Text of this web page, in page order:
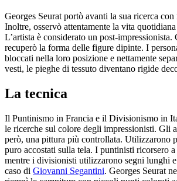
Georges Seurat portò avanti la sua ricerca
Inoltre, osservò attentamente la vita
L’artista è considerato un post-impressionista.
recuperò la forma delle figure dipinte. I
bloccati nella loro posizione e nettamente
vesti, le pieghe di tessuto diventano rigide
La tecnica
Il Puntinismo in Francia e il Divisionismo in
le ricerche sul colore degli impressionisti. Gli
però, una pittura più controllata. Utilizzarono
puro accostati sulla tela. I puntinisti ricorsero
mentre i divisionisti utilizzarono segni lunghi
caso di Giovanni Segantini. Georges Seurat